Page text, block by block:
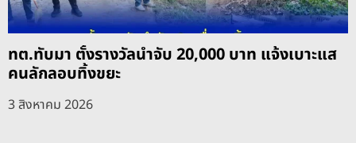
ทต.ทับมา ตั้งรางวัลนำจับ 20,000 บาท แจ้งเบาะแส
คนลักลอบทิ้งขยะ
3 สิงหาคม 2026